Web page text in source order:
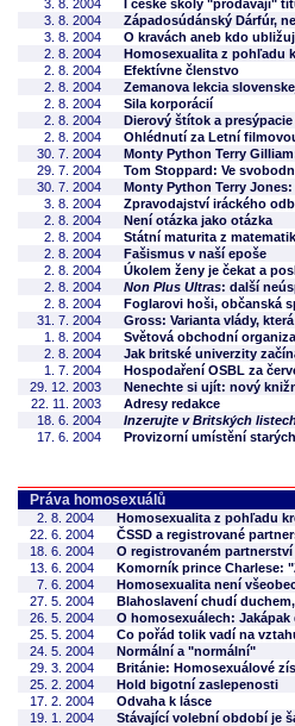
3. 8. 2004
I české školy "prodávají"
3. 8. 2004
Západosúdánský Dárfúr,
3. 8. 2004
O kravách aneb kdo
2. 8. 2004
Homosexualita z pohľadu
2. 8. 2004
Efektívne členstvo
2. 8. 2004
Zemanova lekcia
2. 8. 2004
Sila korporácií
2. 8. 2004
Dierový štítok a
2. 8. 2004
Ohlédnutí za Letní
30. 7. 2004
Monty Python Terry
29. 7. 2004
Tom Stoppard: Ve
30. 7. 2004
Monty Python Terry
3. 8. 2004
Zpravodajství iráckého
2. 8. 2004
Není otázka jako otázka
2. 8. 2004
Státní maturita z
2. 8. 2004
Fašismus v naší epoše
2. 8. 2004
Úkolem ženy je čekat a
2. 8. 2004
Non Plus Ultras: další
2. 8. 2004
Foglarovi hoši, občanská
31. 7. 2004
Gross: Varianta vlády,
1. 8. 2004
Světová obchodní
2. 8. 2004
Jak britské univerzity
1. 7. 2004
Hospodaření OSBL za
29. 12. 2003
Nenechte si ujít: nový
22. 11. 2003
Adresy redakce
18. 6. 2004
Inzerujte v Britských
17. 6. 2004
Provizorní umístění
Práva homosexuálů
2. 8. 2004
Homosexualita z pohľadu
22. 6. 2004
ČSSD a registrované
18. 6. 2004
O registrovaném partnerství
13. 6. 2004
Komorník prince Charlese:
7. 6. 2004
Homosexualita není
27. 5. 2004
Blahoslavení chudí
26. 5. 2004
O homosexuálech: Jakápak
25. 5. 2004
Co pořád tolik vadí na
24. 5. 2004
Normální a "normální"
29. 3. 2004
Británie: Homosexuálové
25. 2. 2004
Hold bigotní zaslepenosti
17. 2. 2004
Odvaha k lásce
19. 1. 2004
Stávající volební období je